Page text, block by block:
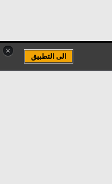
×
الى التطبيق